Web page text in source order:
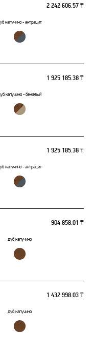
2 242 606.57 ₸
капучино - антрацит
1 925 185.38 ₸
капучино - бежевый
1 925 185.38 ₸
капучино - антрацит
904 858.01 ₸
дуб капучино
1 432 998.03 ₸
дуб капучино